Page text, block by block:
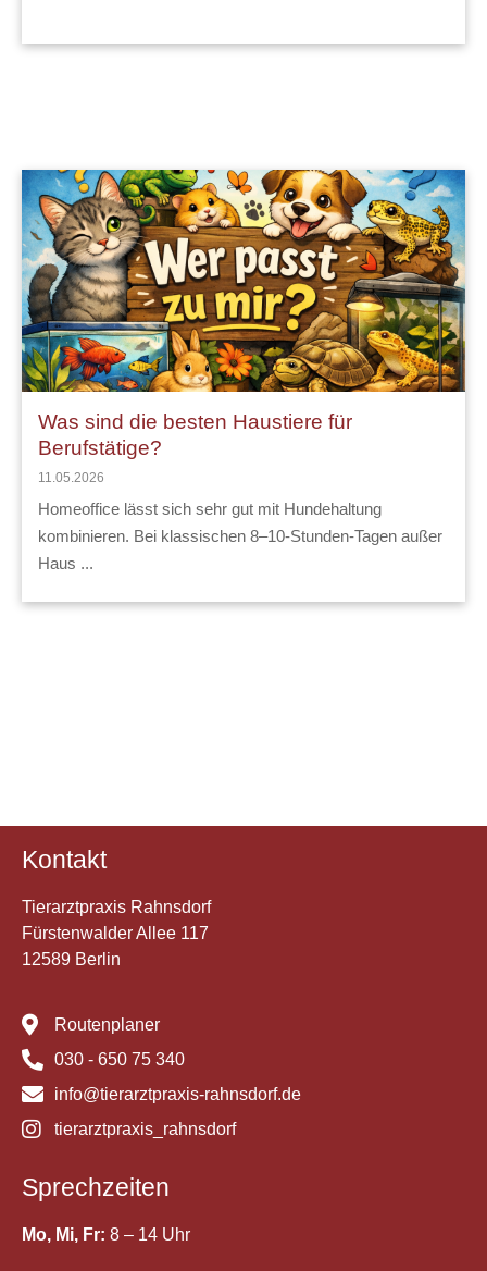
Was sind die besten Haustiere für
Berufstätige?
11.05.2026
Homeoffice lässt sich sehr gut mit Hundehaltung
kombinieren. Bei klassischen 8–10-Stunden-Tagen außer
Haus ...
Kontakt
Tierarztpraxis Rahnsdorf
Fürstenwalder Allee 117
12589 Berlin
Routenplaner
030 - 650 75 340
info@tierarztpraxis-rahnsdorf.de
tierarztpraxis_rahnsdorf
Sprechzeiten
Mo, Mi, Fr: 8 – 14 Uhr